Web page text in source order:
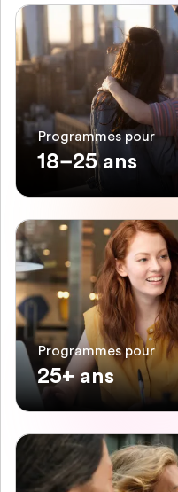
Programmes pour
18–25 ans
Programmes pour
25+ ans